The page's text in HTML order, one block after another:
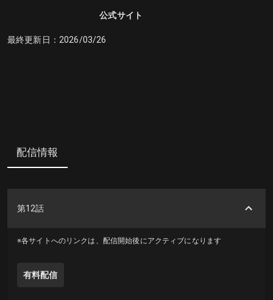
公式サイト
最終更新日： 2026/03/26
配信情報
第12話
※各サイトへのリンクは、配信開始後にアクティブになります
有料配信